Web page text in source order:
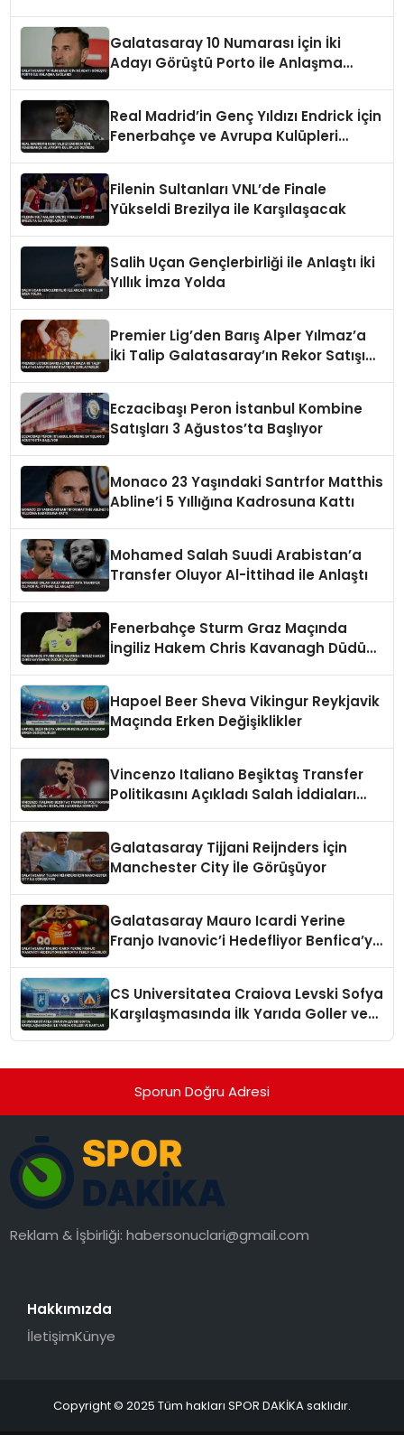
Galatasaray 10 Numarası İçin İki
Adayı Görüştü Porto ile Anlaşma
Real Madrid’in Genç Yıldızı Endrick İçin
Fenerbahçe ve Avrupa Kulüpleri
Filenin Sultanları VNL’de Finale
Yükseldi Brezilya ile Karşılaşacak
Salih Uçan Gençlerbirliği ile Anlaştı İki
Yıllık İmza Yolda
Premier Lig’den Barış Alper Yılmaz’a
İki Talip Galatasaray’ın Rekor Satışını
Eczacibaşı Peron İstanbul Kombine
Satışları 3 Ağustos’ta Başlıyor
Monaco 23 Yaşındaki Santrfor Matthis
Abline’i 5 Yıllığına Kadrosuna Kattı
Mohamed Salah Suudi Arabistan’a
Transfer Oluyor Al-İttihad ile Anlaştı
Fenerbahçe Sturm Graz Maçında
İngiliz Hakem Chris Kavanagh Düdük
Hapoel Beer Sheva Vikingur Reykjavik
Maçında Erken Değişiklikler
Vincenzo Italiano Beşiktaş Transfer
Politikasını Açıkladı Salah İddiaları
Galatasaray Tijjani Reijnders İçin
Manchester City İle Görüşüyor
Galatasaray Mauro Icardi Yerine
Franjo Ivanovic’i Hedefliyor Benfica’ya
CS Universitatea Craiova Levski Sofya
Karşılaşmasında İlk Yarıda Goller ve
Sporun Doğru Adresi
Reklam & İşbirliği:habersonuclari@gmail.com
Hakkımızda
İletişimKünye
Copyright © 2025 Tüm hakları SPOR DAKİKA saklıdır.